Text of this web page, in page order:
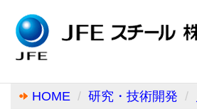
HOME 研究・技術開発